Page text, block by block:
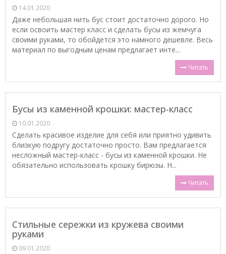
14.01.2020
Даже небольшая нить бус стоит достаточно дорого. Но
если освоить мастер класс и сделать бусы из жемчуга
своими руками, то обойдется это намного дешевле. Весь
материал по выгодным ценам предлагает инте...
Читать
Бусы из каменной крошки: мастер-класс
10.01.2020
Сделать красивое изделие для себя или приятно удивить
близкую подругу достаточно просто. Вам предлагается
несложный мастер-класс - бусы из каменной крошки. Не
обязательно использовать крошку бирюзы. Н...
Читать
Стильные сережки из кружева своими
руками
09.01.2020